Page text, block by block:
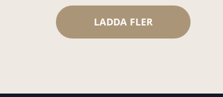
LADDA FLER